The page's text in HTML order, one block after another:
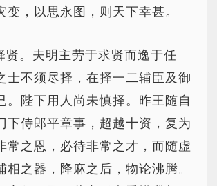
变，以思永图，则天下幸甚。
贤。夫明主劳于求贤而逸于任
士不须尽择，在择一二辅臣及御
。陛下用人尚未慎择。昨王随自
下侍郎平章事，超越十资，复为
常之恩，必待非常之才，而随虚
相之器，降麻之后，物论沸腾。